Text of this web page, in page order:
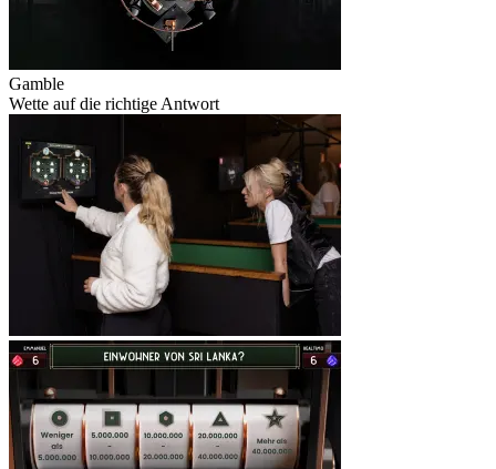
Gamble
Wette auf die richtige Antwort